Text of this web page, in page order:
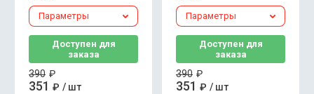
Параметры
Доступен для
заказа
390 ₽
351 ₽ / шт
Параметры
Доступен для
заказа
390 ₽
351 ₽ / шт